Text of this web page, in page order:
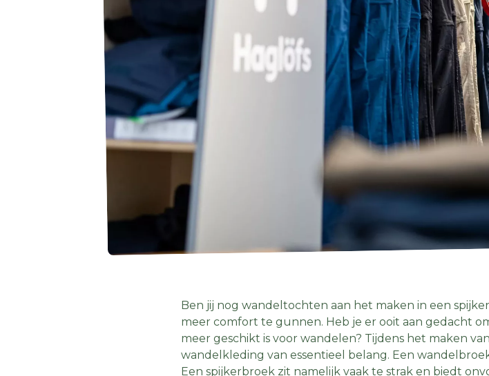
Ben jij nog wandeltochten aan het maken in een
meer comfort te gunnen. Heb je er ooit aan gedacht
meer geschikt is voor wandelen? Tijdens het maken
wandelkleding van essentieel belang. Een
Een spijkerbroek zit namelijk vaak te strak en biedt